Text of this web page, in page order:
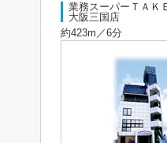
業務スーパーＴＡＫ
大阪三国店
約423m／6分